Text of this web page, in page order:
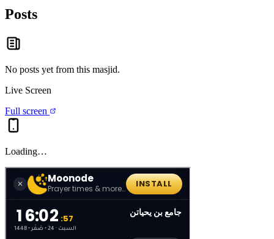
Posts
No posts yet from this masjid.
Live Screen
Full screen
Loading…